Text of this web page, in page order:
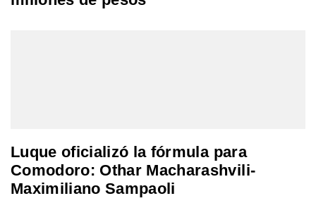
Luque oficializó la fórmula para
Comodoro: Othar Macharashvili-
Maximiliano Sampaoli